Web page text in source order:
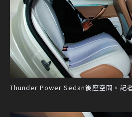
Thunder Power Sedan後座空間。記